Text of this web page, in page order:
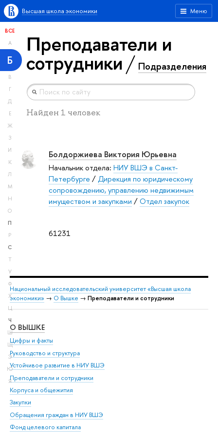
Меню
Высшая школа экономики
ВСЕ
А
Б
В
Г
Д
Е
Ж
З
И
К
Л
М
Н
О
П
Р
С
Т
У
Ф
Х
Ц
Ч
Ш
Щ
Э
Ю
Я
Преподаватели и
сотрудники Подразделения
Найден 1 человек
61231
Болдоржиева Виктория Юрьевна
Начальник отдела: НИУ ВШЭ в Санкт-
Петербурге /Дирекция по юридическому
сопровождению, управлению недвижимым
имуществом и закупками /Отдел закупок
Национальный исследовательский университет «Высшая школа
экономики» → О Вышке → Преподаватели и сотрудники
О ВЫШКЕ
Цифры и факты
Руководство и структура
Устойчивое развитие в НИУ ВШЭ
Преподаватели и сотрудники
Корпуса и общежития
Закупки
Обращения граждан в НИУ ВШЭ
Фонд целевого капитала